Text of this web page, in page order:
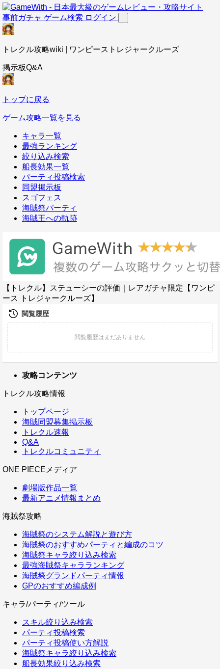
事前ガチャ ゲーム検索 ログイン
トレクル攻略wiki | ワンピーストレジャークルーズ
掲示板Q&A
トップに戻る
ゲーム攻略一覧を見る
キャラ一覧
最強ランキング
絞り込み検索
船長効果一覧
パーティ投稿検索
同盟掲示板
スゴフェス
海賊祭パーティ
海賊王への軌跡
【トレクル】ステューシーの評価｜レアガチャ限定【ワンピ
ース トレジャークルーズ】
攻略コンテンツ
トレクル攻略情報
トップページ
海賊同盟募集掲示板
トレクル速報
Q&A
トレクルコミュニティ
ONE PIECEメディア
劇場版作品一覧
最新アニメ情報まとめ
海賊祭攻略
海賊祭のシステム解説と遊び方
海賊祭のおすすめパーティと編成のコツ
海賊祭キャラ絞り込み検索
最強海賊祭キャラランキング
海賊祭グランドパーティ情報
GPのおすすめ編成例
キャラ/パーティ/ツール
スキル絞り込み検索
パーティ投稿検索
パーティ投稿使い方解説
海賊祭キャラ絞り込み検索
船長効果絞り込み検索